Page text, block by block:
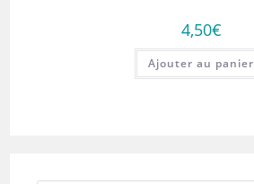
4,50€
Ajouter au panier